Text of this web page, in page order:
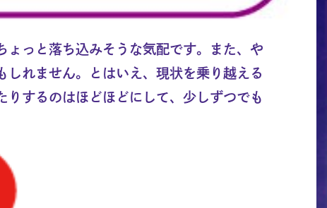
っと落ち込みそうな気配です。また、や
れません。とはいえ、現状を乗り越える
するのはほどほどにして、少しずつでも